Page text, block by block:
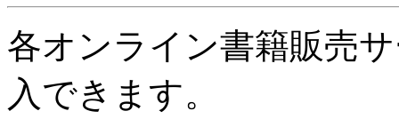
各オンライン書籍販売
入できます。